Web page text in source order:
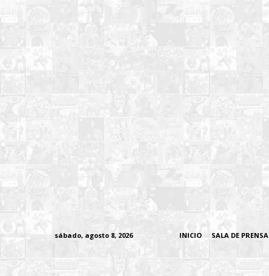
sábado, agosto 8, 2026 INICIO SALA DE PRENSA